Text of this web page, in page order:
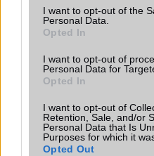
consent section.
I want to opt-out of the
Personal Data.
Opted In
I want to opt-out of
Personal Data for
Opted In
I want to opt-out of
Retention, Sale, and/or
Personal Data that Is
Purposes for which it
Opted Out
SIM-ek száma
Terület
Brand
Védelem